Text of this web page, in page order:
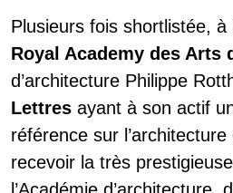
Plusieurs fois shortlistée, à
Royal Academy des Arts
d’architecture Philippe
Lettres ayant à son actif
référence sur
recevoir la très